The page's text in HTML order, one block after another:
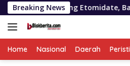
Langsung
ke
konten
Breaking News
Etomidate, Bahan Baku Diduga
Home Nasional Daerah